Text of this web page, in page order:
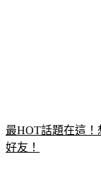
最HOT話題在這
好友！